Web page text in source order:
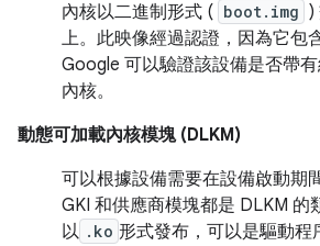
內核以二進制形式 ( boot.img )
上。此映像經過認證，因為它包
Google 可以驗證該設備是否帶
內核。
動態可加載內核模塊 (DLKM)
可以根據設備需要在設備啟動期
GKI 和供應商模塊都是 DLKM 的
以 .ko 形式發布，可以是驅動程